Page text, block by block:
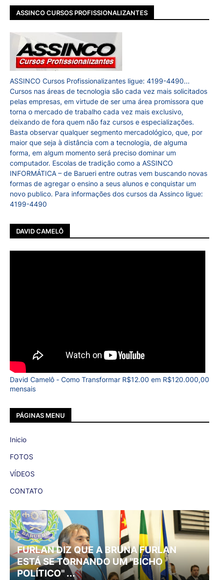
ASSINCO CURSOS PROFISSIONALIZANTES
ASSINCO Cursos Profissionalizantes ligue: 4199-4490...
Cursos nas áreas de tecnologia são cada vez mais solicitados
pelas empresas, em virtude de ser uma área promissora que
torna o mercado de trabalho cada vez mais exclusivo,
deixando de fora quem não faz cursos e especializações.
Basta observar qualquer segmento mercadológico, que, por
maior que seja à distância com a tecnologia, de alguma
forma, em algum momento será preciso dominar um
computador. Escolas de tradição como a ASSINCO
INFORMÁTICA – de Barueri entre outras vem buscando novas
formas de agregar o ensino a seus alunos e conquistar um
novo publico. Para informações dos cursos da Assinco ligue:
4199-4490
DAVID CAMELÔ
David Camelô - Como Transformar R$12.00 em R$120.000,00
mensais
PÁGINAS MENU
Inicio
FOTOS
VÍDEOS
CONTATO
FURLAN DIZ QUE A BRUNA FURLAN
ESTÁ SE TORNANDO UM "BICHO
POLÍTICO" ...